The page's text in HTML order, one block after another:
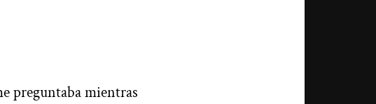
preguntaba mientras